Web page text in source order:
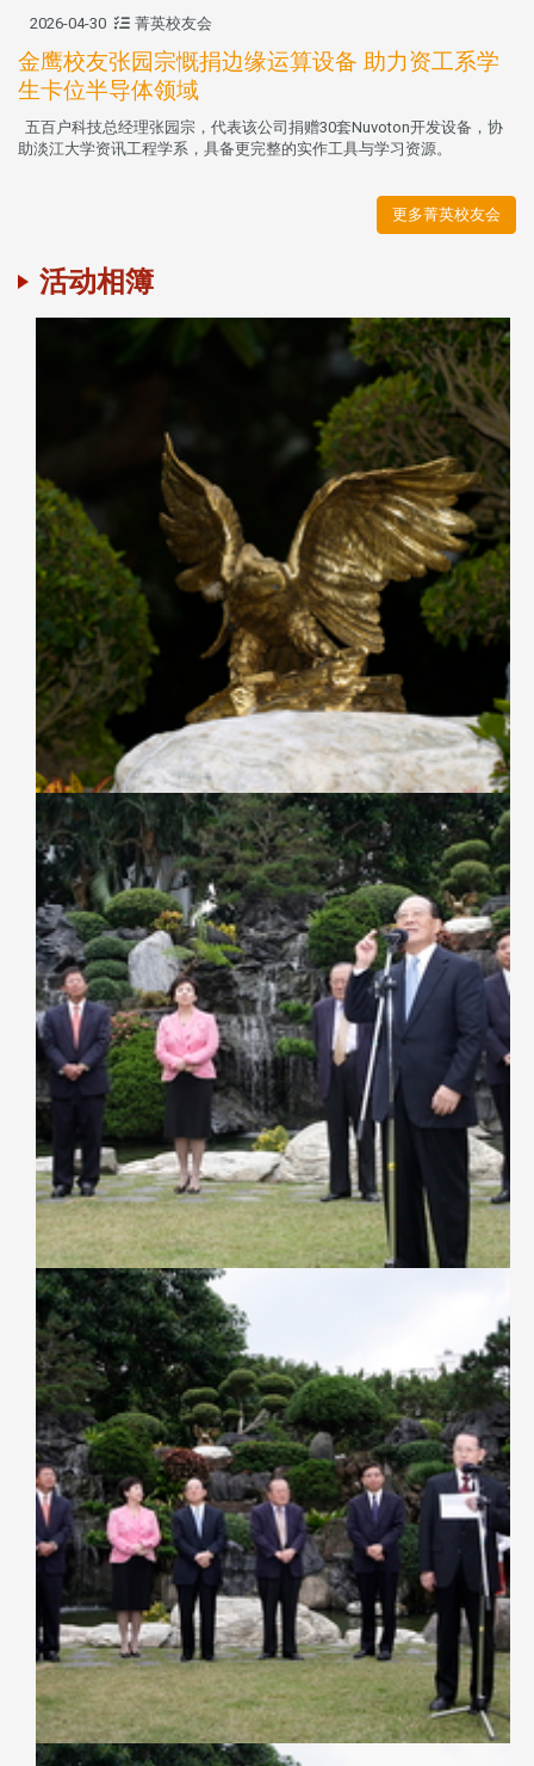
2026-04-30 菁英校友会
金鹰校友张园宗慨捐边缘运算设备 助力资工系学
生卡位半导体领域
五百户科技总经理张园宗，代表该公司捐赠30套Nuvoton开发设备，协
助淡江大学资讯工程学系，具备更完整的实作工具与学习资源。
更多菁英校友会
活动相簿